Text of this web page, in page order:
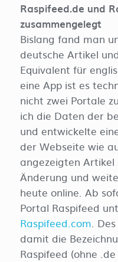
Raspifeed.de und
zusammengelegt
Bislang fand man
deutsche Artikel
Equivalent für
eine App ist es
nicht zwei Portale
ich die Daten der
und entwickelte
der Webseite wie
angezeigten Artikel
Änderung und
heute online. Ab
Portal Raspifeed
Raspifeed.com.
damit die
Raspifeed (ohne